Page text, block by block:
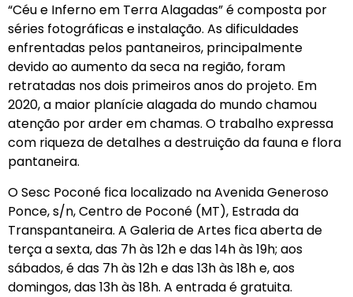
“Céu e Inferno em Terra Alagadas” é composta por
séries fotográficas e instalação. As dificuldades
enfrentadas pelos pantaneiros, principalmente
devido ao aumento da seca na região, foram
retratadas nos dois primeiros anos do projeto. Em
2020, a maior planície alagada do mundo chamou
atenção por arder em chamas. O trabalho expressa
com riqueza de detalhes a destruição da fauna e flora
pantaneira.
O Sesc Poconé fica localizado na Avenida Generoso
Ponce, s/n, Centro de Poconé (MT), Estrada da
Transpantaneira. A Galeria de Artes fica aberta de
terça a sexta, das 7h às 12h e das 14h às 19h; aos
sábados, é das 7h às 12h e das 13h às 18h e, aos
domingos, das 13h às 18h. A entrada é gratuita.